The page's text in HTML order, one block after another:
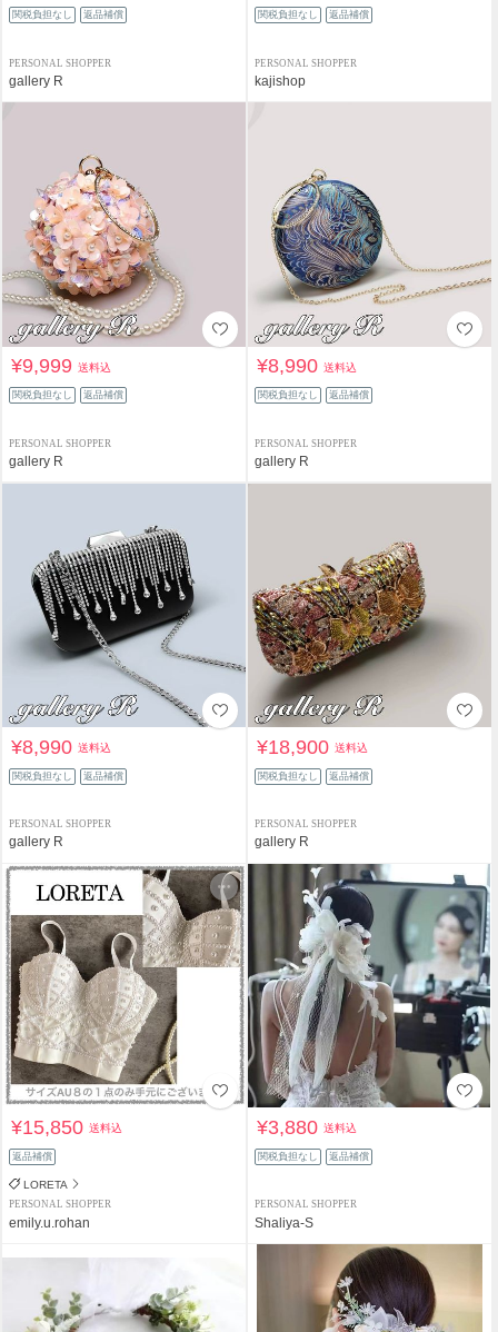
関税負担なし 返品補償
PERSONAL SHOPPER
gallery R
関税負担なし 返品補償
PERSONAL SHOPPER
kajishop
¥9,999送料込
関税負担なし 返品補償
PERSONAL SHOPPER
gallery R
¥8,990送料込
関税負担なし 返品補償
PERSONAL SHOPPER
gallery R
¥8,990送料込
関税負担なし 返品補償
PERSONAL SHOPPER
gallery R
¥18,900送料込
関税負担なし 返品補償
PERSONAL SHOPPER
gallery R
¥15,850送料込
返品補償
LORETA
PERSONAL SHOPPER
emily.u.rohan
¥3,880送料込
関税負担なし 返品補償
PERSONAL SHOPPER
Shaliya-S